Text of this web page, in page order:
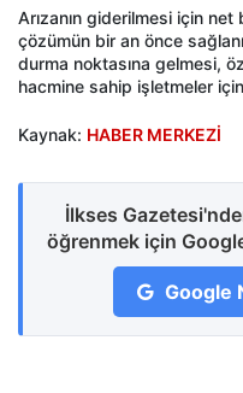
Arızanın giderilmesi için net
çözümün bir an önce
durma noktasına gelmesi,
hacmine sahip işletmeler
Kaynak: HABER MERKEZİ
İlkses
öğrenmek için
Google